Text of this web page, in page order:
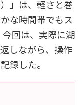
」は、軽さと巻
な時間帯でもス
今回は、実際に湖
しながら、操作
録した。